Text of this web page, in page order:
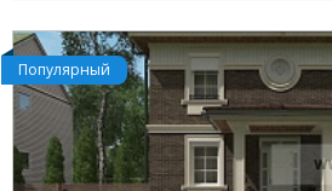
Популярный